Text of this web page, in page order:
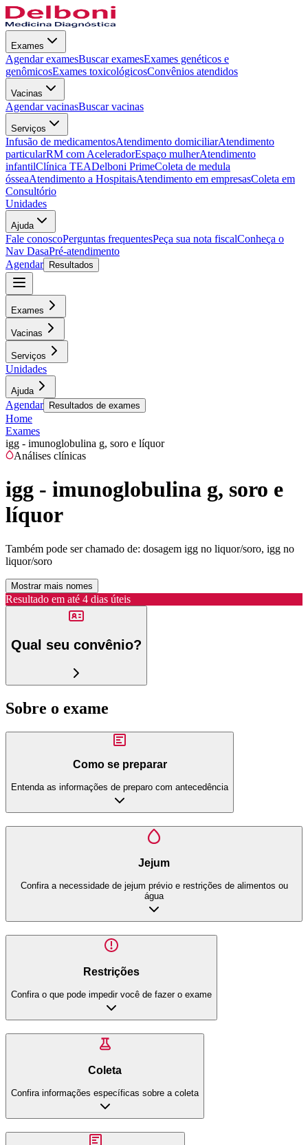
Exames
Agendar examesBuscar examesExames genéticos e
genômicosExames toxicológicosConvênios atendidos
Vacinas
Agendar vacinasBuscar vacinas
Serviços
Infusão de medicamentosAtendimento domiciliarAtendimento
particularRM com AceleradorEspaço mulherAtendimento
infantilClínica TEADelboni PrimeColeta de medula
ósseaAtendimento a HospitaisAtendimento em empresasColeta em
Consultório
Unidades
Ajuda
Fale conoscoPerguntas frequentesPeça sua nota fiscalConheça o
Nav DasaPré-atendimento
Agendar
Resultados
Exames
Vacinas
Serviços
Unidades
Ajuda
Agendar Resultados de exames
Home
Exames
igg - imunoglobulina g, soro e líquor
Análises clínicas
igg - imunoglobulina g, soro e
líquor
Também pode ser chamado de: dosagem igg no liquor/soro, igg no
liquor/soro
Mostrar mais nomes
Resultado em até 4 dias úteis
Qual seu convênio?
Sobre o exame
Como se preparar
Entenda as informações de preparo com antecedência
Jejum
Confira a necessidade de jejum prévio e restrições de alimentos ou
água
Restrições
Confira o que pode impedir você de fazer o exame
Coleta
Confira informações específicas sobre a coleta